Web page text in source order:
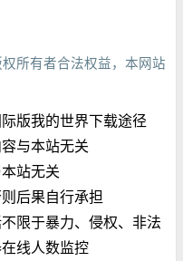
所有者合法权益，本网站
版我的世界下载途径
与本站无关
站无关
后果自行承担
限于暴力、侵权、非法
线人数监控